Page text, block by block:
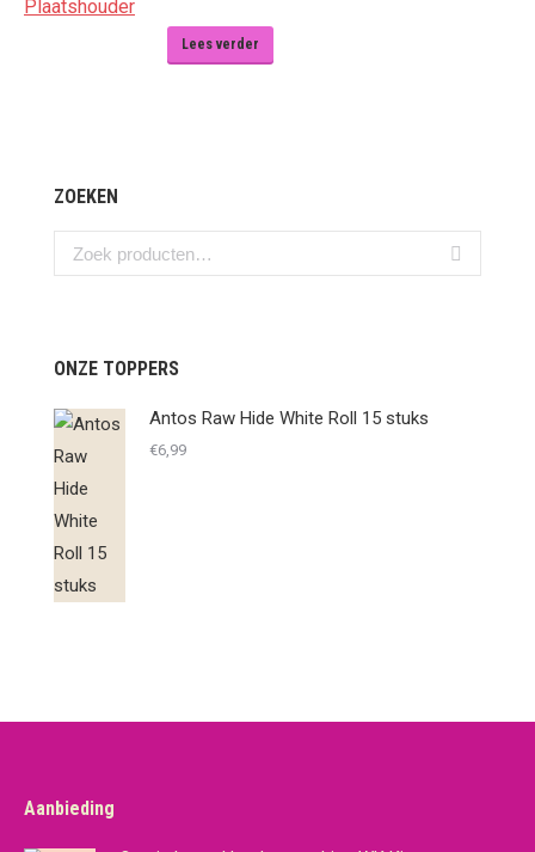
Lees verder
ZOEKEN
ONZE TOPPERS
Antos Raw Hide White Roll 15 stuks
€6,99
Aanbieding